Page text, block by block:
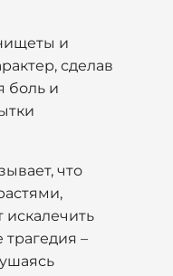
и
сделав
боль и
что
искалечить
–